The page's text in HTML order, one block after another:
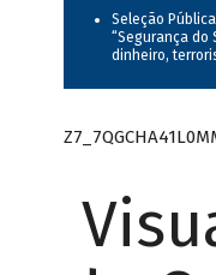
Seleção
“Segurança do
dinheiro,